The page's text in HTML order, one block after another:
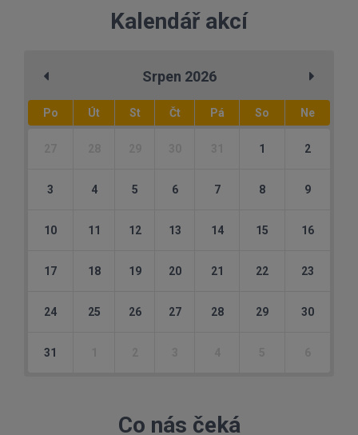
Kalendář akcí
Srpen 2026
Po Út St Čt Pá So Ne
1 2
3 4 5 6 7 8 9
10 11 12 13 14 15 16
17 18 19 20 21 22 23
24 25 26 27 28 29 30
31
Co nás čeká